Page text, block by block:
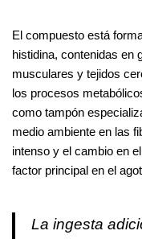
El compuesto está
histidina, contenidas en
musculares y tejidos
los procesos
como tampón
medio ambiente en las
intenso y el cambio en
factor principal en el
La ingesta